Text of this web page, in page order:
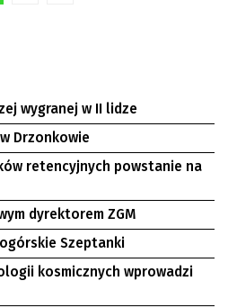
wygranej w II lidze
Drzonkowie
retencyjnych powstanie na
dyrektorem ZGM
Szeptanki
kosmicznych wprowadzi